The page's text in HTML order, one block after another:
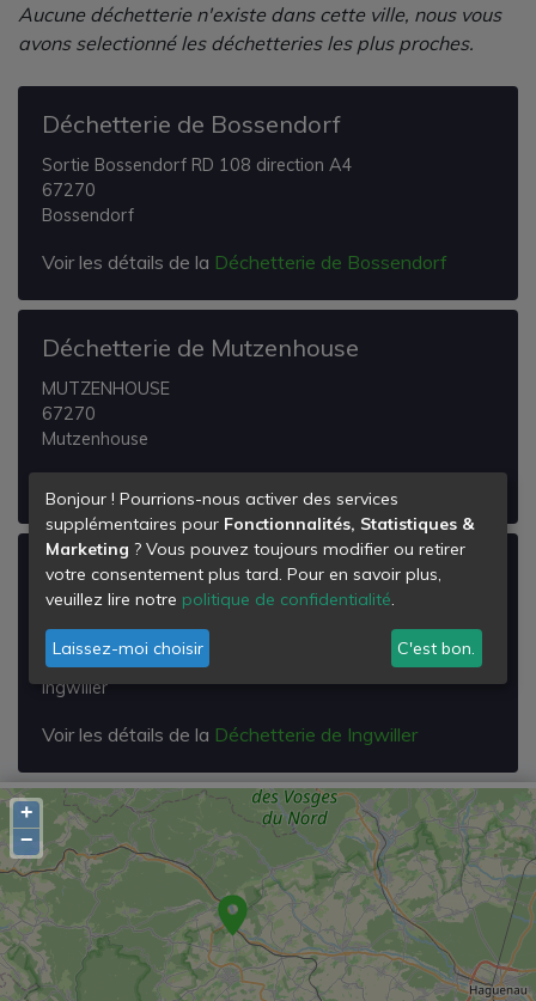
Aucune déchetterie n'existe dans cette ville, nous vous
avons selectionné les déchetteries les plus proches.
Déchetterie de Bossendorf
Sortie Bossendorf RD 108 direction A4
67270
Bossendorf
Voir les détails de la Déchetterie de Bossendorf
Déchetterie de Mutzenhouse
MUTZENHOUSE
67270
Mutzenhouse
Déchetterie de Ingwiller
Rue du Commerce
Zone d'activités
67340
Ingwiller
Voir les détails de la Déchetterie de Ingwiller
+
−
Bonjour ! Pourrions-nous activer des services
supplémentaires pour Fonctionnalités, Statistiques &
Marketing ? Vous pouvez toujours modifier ou retirer
votre consentement plus tard. Pour en savoir plus,
veuillez lire notre politique de confidentialité.
Laissez-moi choisir C'est bon.